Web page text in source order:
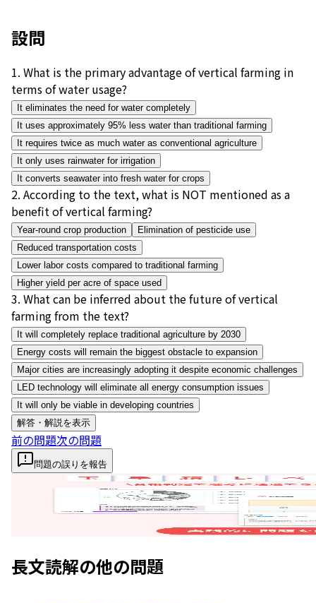
設問
1. What is the primary advantage of vertical farming in
terms of water usage?
It eliminates the need for water completely
It uses approximately 95% less water than traditional farming
It requires twice as much water as conventional agriculture
It only uses rainwater for irrigation
It converts seawater into fresh water for crops
2. According to the text, what is NOT mentioned as a
benefit of vertical farming?
Year-round crop production
Elimination of pesticide use
Reduced transportation costs
Lower labor costs compared to traditional farming
Higher yield per acre of space used
3. What can be inferred about the future of vertical
farming from the text?
It will completely replace traditional agriculture by 2030
Energy costs will remain the biggest obstacle to expansion
Major cities are increasingly adopting it despite economic challenges
LED technology will eliminate all energy consumption issues
It will only be viable in developing countries
解答・解説を表示
前の問題次の問題
問題の誤りを報告
長文読解の他の問題